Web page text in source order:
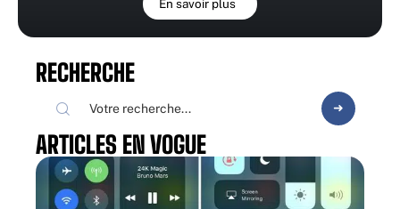
En savoir plus
RECHERCHE
ARTICLES EN VOGUE